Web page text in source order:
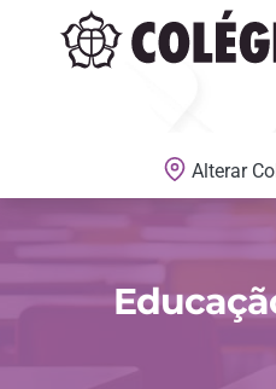
Alterar